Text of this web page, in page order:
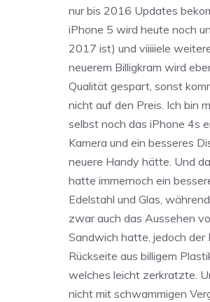
nur bis 2016 Updates
iPhone 5 wird heute noch
2017 ist) und viiiiiele
neuerem Billigkram wird
Qualität gespart, sonst
nicht auf den Preis. Ich bin
selbst noch das iPhone 4s
Kamera und ein besseres
neuere Handy hätte. Und
hatte immernoch ein
Edelstahl und Glas,
zwar auch das Aussehen
Sandwich hatte, jedoch der
Rückseite aus billigem
welches leicht zerkratzte.
nicht mit schwammigen